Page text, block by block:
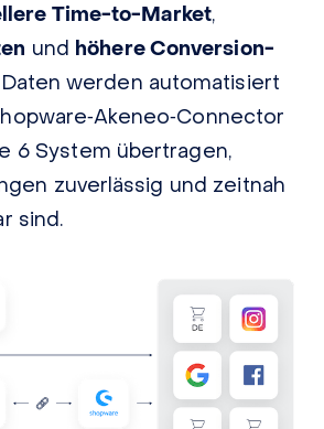
Time-to-Market,
und höhere Conversion-
werden automatisiert
6 System übertragen,
zuverlässig und zeitnah
sind.